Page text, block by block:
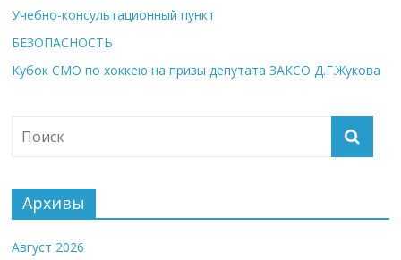
Учебно-консультационный пункт
БЕЗОПАСНОСТЬ
Кубок СМО по хоккею на призы депутата ЗАКСО Д.Г.Жукова
Архивы
Август 2026